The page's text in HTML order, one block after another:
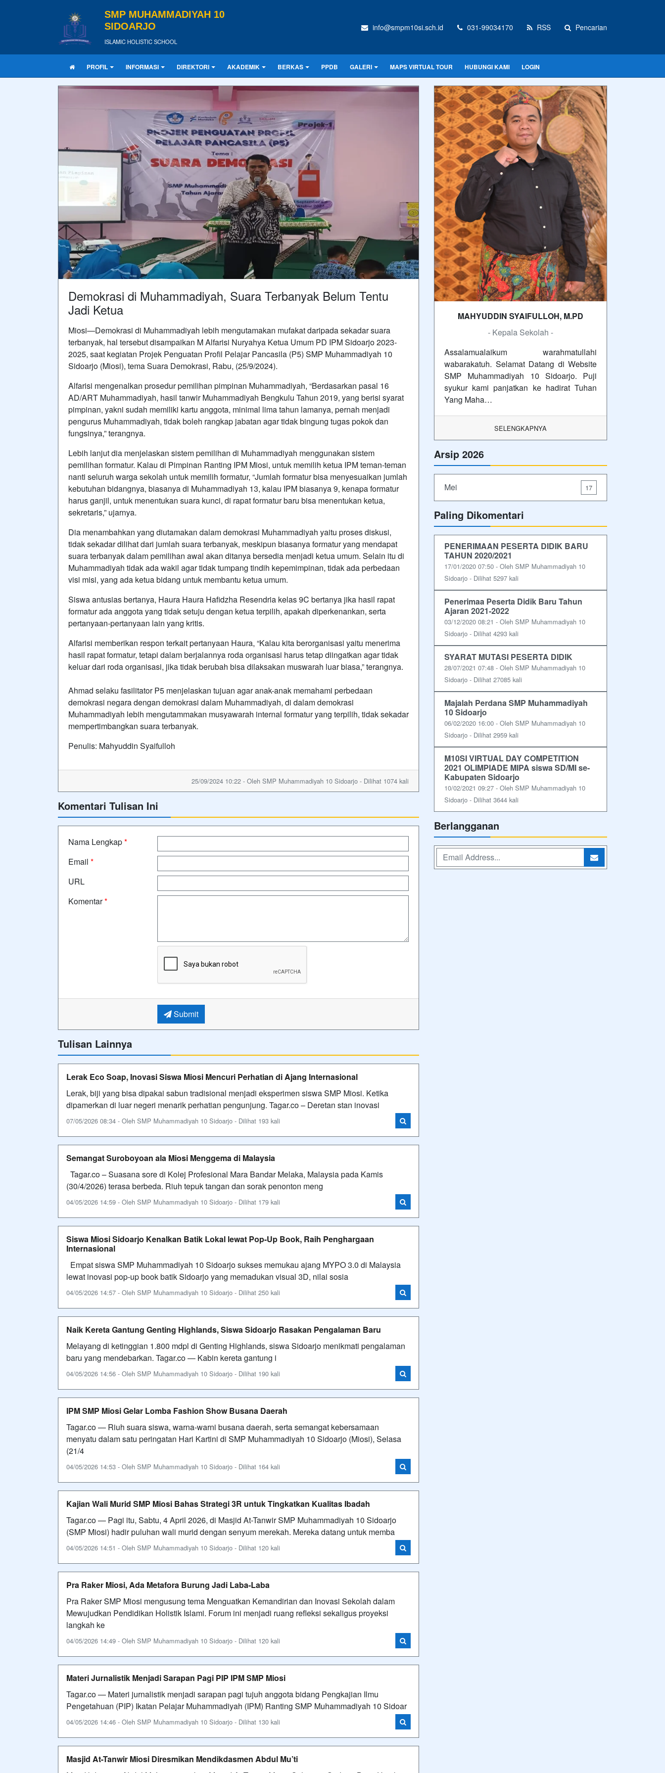
SMP MUHAMMADIYAH 10
SIDOARJO
ISLAMIC HOLISTIC SCHOOL
info@smpm10si.sch.id 031-99034170 RSS Pencarian
PROFIL INFORMASI DIREKTORI AKADEMIK BERKAS PPDB GALERI MAPS VIRTUAL TOUR HUBUNGI KAMI LOGIN
Demokrasi di Muhammadiyah, Suara Terbanyak Belum Tentu
Jadi Ketua
Miosi—Demokrasi di Muhammadiyah lebih mengutamakan mufakat daripada sekadar suara
terbanyak, hal tersebut disampaikan M Alfarisi Nuryahya Ketua Umum PD IPM Sidoarjo 2023-
2025, saat kegiatan Projek Penguatan Profil Pelajar Pancasila (P5) SMP Muhammadiyah 10
Sidoarjo (Miosi), tema Suara Demokrasi, Rabu, (25/9/2024).
Alfarisi mengenalkan prosedur pemilihan pimpinan Muhammadiyah, “Berdasarkan pasal 16
AD/ART Muhammadiyah, hasil tanwir Muhammadiyah Bengkulu Tahun 2019, yang berisi syarat
pimpinan, yakni sudah memiliki kartu anggota, minimal lima tahun lamanya, pernah menjadi
pengurus Muhammadiyah, tidak boleh rangkap jabatan agar tidak bingung tugas pokok dan
fungsinya,” terangnya.
Lebih lanjut dia menjelaskan sistem pemilihan di Muhammadiyah menggunakan sistem
pemilihan formatur. Kalau di Pimpinan Ranting IPM Miosi, untuk memilih ketua IPM teman-teman
nanti seluruh warga sekolah untuk memilih formatur, “Jumlah formatur bisa menyesuaikan jumlah
kebutuhan bidangnya, biasanya di Muhammadiyah 13, kalau IPM biasanya 9, kenapa formatur
harus ganjil, untuk menentukan suara kunci, di rapat formatur baru bisa menentukan ketua,
sekretaris,” ujarnya.
Dia menambahkan yang diutamakan dalam demokrasi Muhammadiyah yaitu proses diskusi,
tidak sekadar dilihat dari jumlah suara terbanyak, meskipun biasanya formatur yang mendapat
suara terbanyak dalam pemilihan awal akan ditanya bersedia menjadi ketua umum. Selain itu di
Muhammadiyah tidak ada wakil agar tidak tumpang tindih kepemimpinan, tidak ada perbedaan
visi misi, yang ada ketua bidang untuk membantu ketua umum.
Siswa antusias bertanya, Haura Haura Hafidzha Resendria kelas 9C bertanya jika hasil rapat
formatur ada anggota yang tidak setuju dengan ketua terpilih, apakah diperkenankan, serta
pertanyaan-pertanyaan lain yang kritis.
Alfarisi memberikan respon terkait pertanyaan Haura, “Kalau kita berorganisasi yaitu menerima
hasil rapat formatur, tetapi dalam berjalannya roda organisasi harus tetap diingatkan agar tidak
keluar dari roda organisasi, jika tidak berubah bisa dilaksakan muswarah luar biasa,” terangnya.
Ahmad selaku fasilitator P5 menjelaskan tujuan agar anak-anak memahami perbedaan
demokrasi negara dengan demokrasi dalam Muhammadiyah, di dalam demokrasi
Muhammadiyah lebih mengutammakan musyawarah internal formatur yang terpilih, tidak sekadar
mempertimbangkan suara terbanyak.
Penulis: Mahyuddin Syaifulloh
25/09/2024 10:22 - Oleh SMP Muhammadiyah 10 Sidoarjo - Dilihat 1074 kali
Komentari Tulisan Ini
Nama Lengkap*
Email *
URL
Komentar*
Submit
Tulisan Lainnya
Lerak Eco Soap, Inovasi Siswa Miosi Mencuri Perhatian di Ajang Internasional
Lerak, biji yang bisa dipakai sabun tradisional menjadi eksperimen siswa SMP Miosi. Ketika
dipamerkan di luar negeri menarik perhatian pengunjung. Tagar.co – Deretan stan inovasi
07/05/2026 08:34 - Oleh SMP Muhammadiyah 10 Sidoarjo - Dilihat 193 kali
Semangat Suroboyoan ala Miosi Menggema di Malaysia
Tagar.co – Suasana sore di Kolej Profesional Mara Bandar Melaka, Malaysia pada Kamis
(30/4/2026) terasa berbeda. Riuh tepuk tangan dan sorak penonton meng
04/05/2026 14:59 - Oleh SMP Muhammadiyah 10 Sidoarjo - Dilihat 179 kali
Siswa Miosi Sidoarjo Kenalkan Batik Lokal lewat Pop-Up Book, Raih Penghargaan
Internasional
Empat siswa SMP Muhammadiyah 10 Sidoarjo sukses memukau ajang MYPO 3.0 di Malaysia
lewat inovasi pop-up book batik Sidoarjo yang memadukan visual 3D, nilai sosia
04/05/2026 14:57 - Oleh SMP Muhammadiyah 10 Sidoarjo - Dilihat 250 kali
Naik Kereta Gantung Genting Highlands, Siswa Sidoarjo Rasakan Pengalaman Baru
Melayang di ketinggian 1.800 mdpl di Genting Highlands, siswa Sidoarjo menikmati pengalaman
baru yang mendebarkan. Tagar.co — Kabin kereta gantung i
04/05/2026 14:56 - Oleh SMP Muhammadiyah 10 Sidoarjo - Dilihat 190 kali
IPM SMP Miosi Gelar Lomba Fashion Show Busana Daerah
Tagar.co — Riuh suara siswa, warna-warni busana daerah, serta semangat kebersamaan
menyatu dalam satu peringatan Hari Kartini di SMP Muhammadiyah 10 Sidoarjo (Miosi), Selasa
(21/4
04/05/2026 14:53 - Oleh SMP Muhammadiyah 10 Sidoarjo - Dilihat 164 kali
Kajian Wali Murid SMP Miosi Bahas Strategi 3R untuk Tingkatkan Kualitas Ibadah
Tagar.co — ​Pagi itu, Sabtu, 4 April 2026, di Masjid At-Tanwir SMP Muhammadiyah 10 Sidoarjo
(SMP Miosi) hadir puluhan wali murid dengan senyum merekah. Mereka datang untuk memba
04/05/2026 14:51 - Oleh SMP Muhammadiyah 10 Sidoarjo - Dilihat 120 kali
Pra Raker Miosi, Ada Metafora Burung Jadi Laba-Laba
Pra Raker SMP Miosi mengusung tema Menguatkan Kemandirian dan Inovasi Sekolah dalam
Mewujudkan Pendidikan Holistik Islami. Forum ini menjadi ruang refleksi sekaligus proyeksi
langkah ke
04/05/2026 14:49 - Oleh SMP Muhammadiyah 10 Sidoarjo - Dilihat 120 kali
Materi Jurnalistik Menjadi Sarapan Pagi PIP IPM SMP Miosi
Tagar.co — Materi jurnalistik menjadi sarapan pagi tujuh anggota bidang Pengkajian Ilmu
Pengetahuan (PIP) Ikatan Pelajar Muhammadiyah (IPM) Ranting SMP Muhammadiyah 10 Sidoar
04/05/2026 14:46 - Oleh SMP Muhammadiyah 10 Sidoarjo - Dilihat 130 kali
Masjid At-Tanwir Miosi Diresmikan Mendikdasmen Abdul Mu’ti
MAHYUDDIN SYAIFULLOH, M.PD
- Kepala Sekolah -
Assalamualaikum warahmatullahi
wabarakatuh. Selamat Datang di Website
SMP Muhammadiyah 10 Sidoarjo. Puji
syukur kami panjatkan ke hadirat Tuhan
Yang Maha…
SELENGKAPNYA
Arsip 2026
Mei 17
Paling Dikomentari
PENERIMAAN PESERTA DIDIK BARU
TAHUN 2020/2021
17/01/2020 07:50 - Oleh SMP Muhammadiyah 10
Sidoarjo - Dilihat 5297 kali
Penerimaa Peserta Didik Baru Tahun
Ajaran 2021-2022
03/12/2020 08:21 - Oleh SMP Muhammadiyah 10
Sidoarjo - Dilihat 4293 kali
SYARAT MUTASI PESERTA DIDIK
28/07/2021 07:48 - Oleh SMP Muhammadiyah 10
Sidoarjo - Dilihat 27085 kali
Majalah Perdana SMP Muhammadiyah
10 Sidoarjo
06/02/2020 16:00 - Oleh SMP Muhammadiyah 10
Sidoarjo - Dilihat 2959 kali
M10SI VIRTUAL DAY COMPETITION
2021 OLIMPIADE MIPA siswa SD/MI se-
Kabupaten Sidoarjo
10/02/2021 09:27 - Oleh SMP Muhammadiyah 10
Sidoarjo - Dilihat 3644 kali
Berlangganan